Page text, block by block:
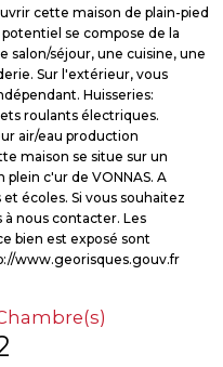
cette maison de plain-pied
se compose de la
salon/séjour, une cuisine, une
Sur l'extérieur, vous
Huisseries:
roulants électriques.
air/eau production
maison se situe sur un
c'ur de VONNAS. A
écoles. Si vous souhaitez
nous contacter. Les
bien est exposé sont